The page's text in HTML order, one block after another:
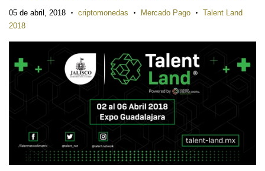
05 de abril, 2018 • criptomonedas • Mercado Pago •
Talent Land
2018